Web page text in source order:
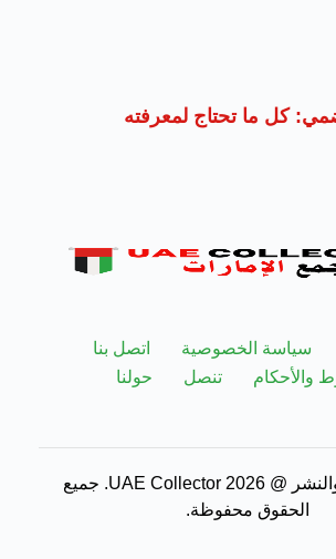
كل ما تحتاج لمعرفته
سياسة الخصوصية
اتصل بنا
والأحكام
تنصل حولنا
حقوق الطبع والنشر @ 2026 UAE Collector. جميع
الحقوق محفوظة.